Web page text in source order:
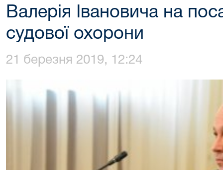
Валерія Івановича на
судової охорони
21 березня 2019, 12:24